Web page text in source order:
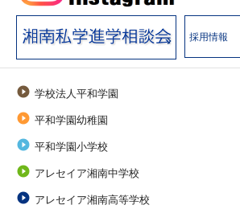
採用情報
 学校法人平和学園
 平和学園幼稚園
 平和学園小学校
 アレセイア湘南中学校
 アレセイア湘南高等学校